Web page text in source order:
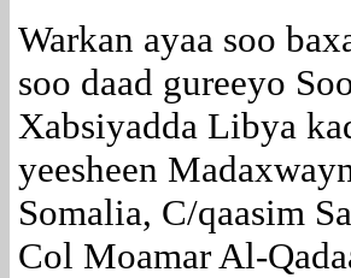
Warkan ayaa soo
soo daad gureeyo
Xabsiyadda Libya
yeesheen
Somalia, C/qaasim
Col Moamar Al-